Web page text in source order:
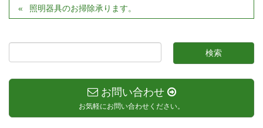
照明器具のお掃除承ります。
お問い合わせ
お気軽にお問い合わせください。